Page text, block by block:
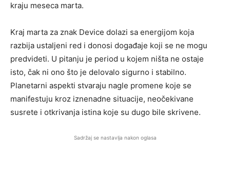
kraju meseca marta.
Kraj marta za znak Device dolazi sa energijom koja
razbija ustaljeni red i donosi događaje koji se ne mogu
predvideti. U pitanju je period u kojem ništa ne ostaje
isto, čak ni ono što je delovalo sigurno i stabilno.
Planetarni aspekti stvaraju nagle promene koje se
manifestuju kroz iznenadne situacije, neočekivane
susrete i otkrivanja istina koje su dugo bile skrivene.
Sadržaj se nastavlja nakon oglasa